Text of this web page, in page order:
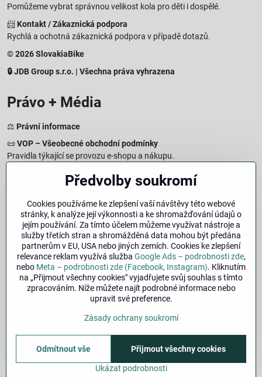
Pomůžeme vybrat správnou velikost kola pro děti i dospělé.
📨 Kontakt / Zákaznická podpora
Rychlá a ochotná zákaznická podpora v případě dotazů.
© 2026 SlovakiaBike
🔒 JDB Group s.r.o. | Všechna práva vyhrazena
Právo + Média
⚖️ Právní informace
📜VOP – Všeobecné obchodní podmínky
Pravidla týkající se provozu e-shopu a nákupu.
Zásady zpracování osobních údajů
Jak chráníme a zpracováváme vaše osobní údaje.
Informace o cookies
Informace o používaných cookies a zpracování údajů na webu.
Právo na odstoupení – 14denní vrácení
Postup a podmínky odstoupení od nákupu.
Impresum
Údaje o provozovateli a právní informace.
Bezpečnost
Instagram
Copyright
Předvolby soukromíZásady ochrany soukromíStav objednávky
Vytvořeno systémem:ByznysWeb.cz
Předvolby soukromí
Cookies používáme ke zlepšení vaší návštěvy této webové
stránky, k analýze její výkonnosti a ke shromažďování údajů o
jejím používání. Za tímto účelem můžeme využívat nástroje a
služby třetích stran a shromážděná data mohou být předána
partnerům v EU, USA nebo jiných zemích. Cookies ke zlepšení
relevance reklam využívá služba Google Ads – podrobnosti zde,
nebo Meta – podrobnosti zde (Facebook, Instagram). Kliknutím
na „Přijmout všechny cookies" vyjadřujete svůj souhlas s tímto
zpracováním. Níže můžete najít podrobné informace nebo
upravit své preference.
Zásady ochrany soukromí
Ukázat podrobnosti
Přijmout všechny cookies
Odmítnout vše